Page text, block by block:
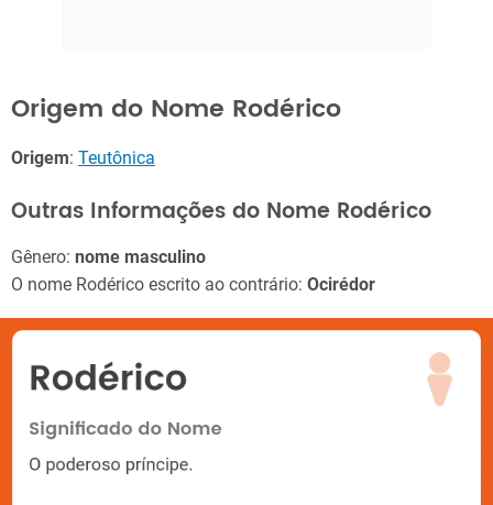
Origem do Nome Rodérico
Origem: Teutônica
Outras Informações do Nome Rodérico
Gênero: nome masculino
O nome Rodérico escrito ao contrário: Ocirédor